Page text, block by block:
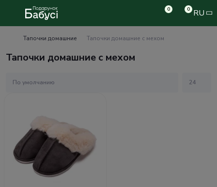
0 0 RU
Тапочки домашние Тапочки домашние с мехом
Тапочки домашние с мехом